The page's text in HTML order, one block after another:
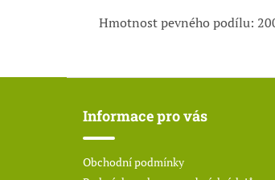
Hmotnost pevného podílu:
Informace pro vás
Obchodní podmínky